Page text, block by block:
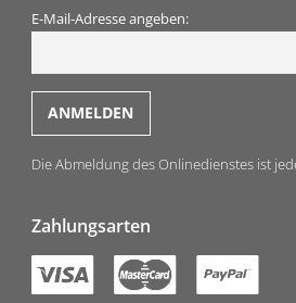
E-Mail-Adresse angeben:
Die Abmeldung des Onlinedienstes ist
Zahlungsarten